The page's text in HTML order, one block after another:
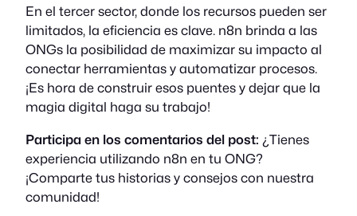
En el tercer sector, donde los recursos pueden ser
limitados, la eficiencia es clave. n8n brinda a las
ONGs la posibilidad de maximizar su impacto al
conectar herramientas y automatizar procesos.
¡Es hora de construir esos puentes y dejar que la
magia digital haga su trabajo!
Participa en los comentarios del post: ¿Tienes
experiencia utilizando n8n en tu ONG?
¡Comparte tus historias y consejos con nuestra
comunidad!